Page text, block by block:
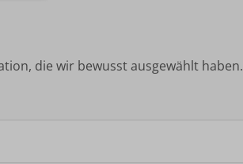
die wir bewusst ausgewählt haben.